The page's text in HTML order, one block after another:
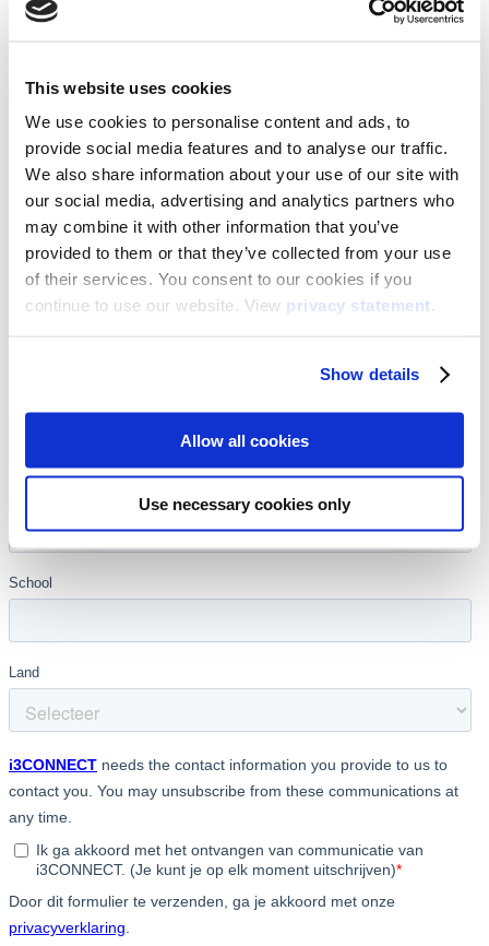
This website uses cookies
We use cookies to personalise content and ads, to
provide social media features and to analyse our traffic.
We also share information about your use of our site with
our social media, advertising and analytics partners who
may combine it with other information that you’ve
provided to them or that they’ve collected from your use
of their services. You consent to our cookies if you
continue to use our website. View privacy statement.
Show details
Allow all cookies
Use necessary cookies only
Kies de beste datum voor je webinar